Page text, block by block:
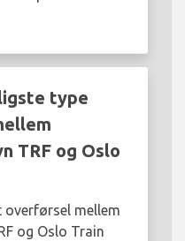
type
TRF og Oslo
overførsel mellem
og Oslo Train